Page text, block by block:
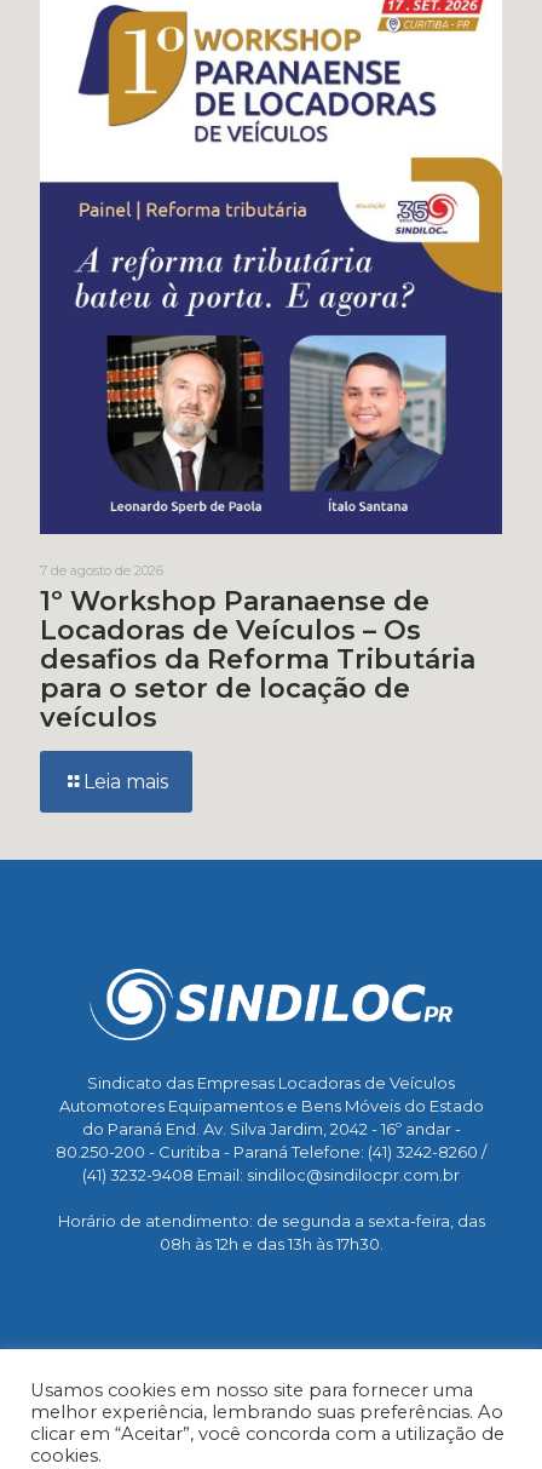
7 de agosto de 2026
1º Workshop Paranaense de
Locadoras de Veículos – Os
desafios da Reforma Tributária
para o setor de locação de
veículos
Leia mais
Sindicato das Empresas Locadoras de Veículos
Automotores Equipamentos e Bens Móveis do Estado
do Paraná End. Av. Silva Jardim, 2042 - 16º andar -
80.250-200 - Curitiba - Paraná Telefone: (41) 3242-8260 /
(41) 3232-9408 Email: sindiloc@sindilocpr.com.br
Horário de atendimento: de segunda a sexta-feira, das
08h às 12h e das 13h às 17h30.
© 2023. Sindiloc PR - Todos os direitos reservados |
Usamos cookies em nosso site para fornecer uma
melhor experiência, lembrando suas preferências. Ao
clicar em “Aceitar”, você concorda com a utilização de
cookies.